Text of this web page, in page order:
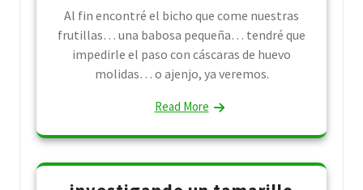
Al fin encontré el bicho que come nuestras
frutillas… una babosa pequeña… tendré que
impedirle el paso con cáscaras de huevo
molidas… o ajenjo, ya veremos.
Read More